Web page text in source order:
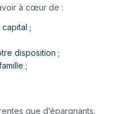
à cœur de :
;
disposition ;
;
que d’épargnants.